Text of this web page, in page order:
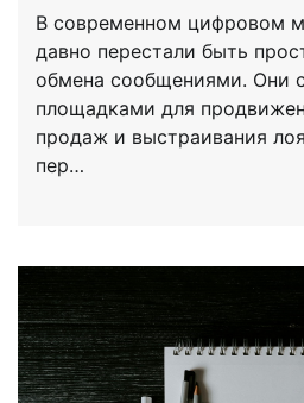
В современном цифровом
давно перестали быть
обмена сообщениями. Они
площадками для
продаж и выстраивания
пер…